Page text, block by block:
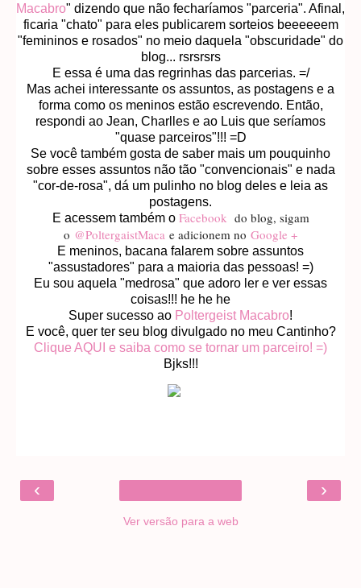
Macabro" dizendo que não fecharíamos "parceria". Afinal,
ficaria "chato" para eles publicarem sorteios beeeeeem
"femininos e rosados" no meio daquela "obscuridade" do
blog... rsrsrsrs
E essa é uma das regrinhas das parcerias. =/
Mas achei interessante os assuntos, as postagens e a
forma como os meninos estão escrevendo. Então,
respondi ao Jean, Charlles e ao Luis que seríamos
"quase parceiros"!!! =D
Se você também gosta de saber mais um pouquinho
sobre esses assuntos não tão "convencionais" e nada
"cor-de-rosa", dá um pulinho no blog deles e leia as
postagens.
E acessem também o Facebook do blog, sigam
o @PoltergaistMaca e adicionem no Google +
E meninos, bacana falarem sobre assuntos
"assustadores" para a maioria das pessoas! =)
Eu sou aquela "medrosa" que adoro ler e ver essas
coisas!!! he he he
Super sucesso ao Poltergeist Macabro!
E você, quer ter seu blog divulgado no meu Cantinho?
Clique AQUI e saiba como se tornar um parceiro! =)
Bjks!!!
‹ ›
Ver versão para a web